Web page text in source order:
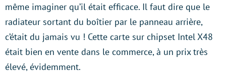
même imaginer qu’il était efficace. Il faut dire que le
radiateur sortant du boîtier par le panneau arrière,
c’était du jamais vu ! Cette carte sur chipset Intel X48
était bien en vente dans le commerce, à un prix très
élevé, évidemment.